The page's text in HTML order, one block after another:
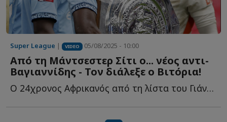
Super League | VIDEO 05/08/2025 - 10:00
Από τη Μάντσεστερ Σίτι ο... νέος αντι-
Βαγιαννίδης - Τον διάλεξε ο Βιτόρια!
Ο 24χρονος Αφρικανός από τη λίστα του Γιάννη Παπαδημητρίου, π...